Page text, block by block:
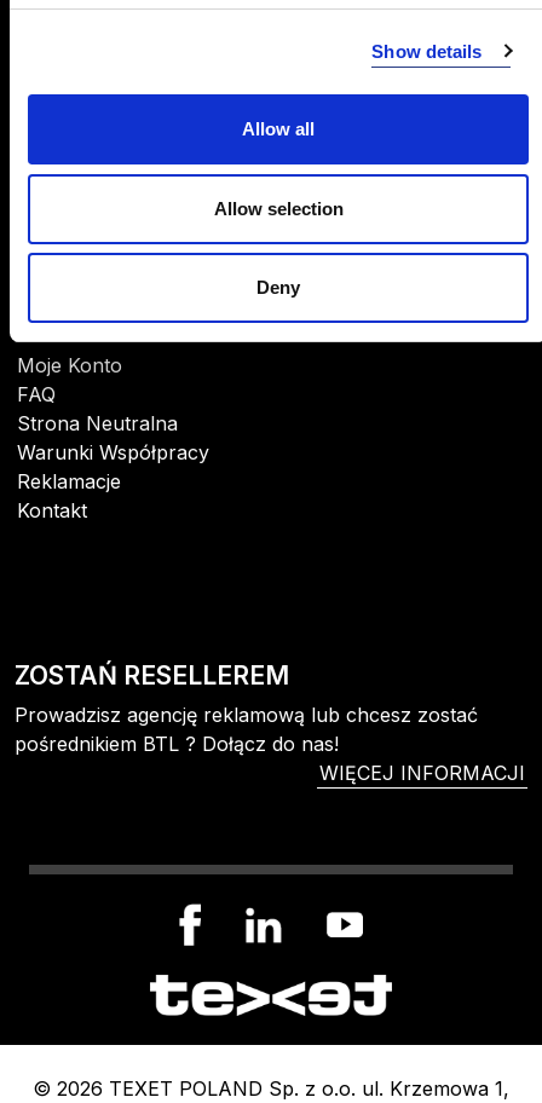
Show details
Allow all
Allow selection
Deny
CSR
Do pobrania
POMOC
Moje Konto
FAQ
Strona Neutralna
Warunki Współpracy
Reklamacje
Kontakt
ZOSTAŃ RESELLEREM
Prowadzisz agencję reklamową lub chcesz zostać
pośrednikiem BTL ? Dołącz do nas!
WIĘCEJ INFORMACJI
© 2026 TEXET POLAND Sp. z o.o. ul. Krzemowa 1,